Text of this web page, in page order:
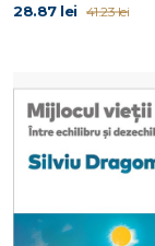
28.87 lei 41.23 lei